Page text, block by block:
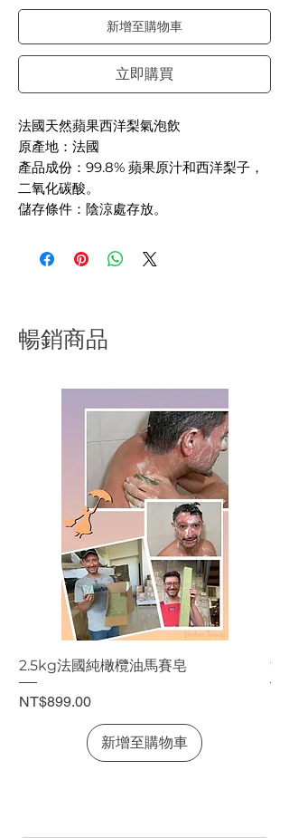
新增至購物車
立即購買
法國天然蘋果西洋梨氣泡飲
原產地：法國
產品成份：99.8% 蘋果原汁和西洋梨子，
二氧化碳酸。
儲存條件：陰涼處存放。
匀。
建議冷藏後飲用，風味更佳。
來自法國諾曼第的天然栽種蘋果及梨子，
按古法生產。蘋果原汁，西洋梨原汁，不
西洋梨氣泡飲。這個配方是Fournier家族
的隱藏版特調。
出貨時間：3–7 個工作天
暢銷商品
2.5kg法國純橄欖油馬賽皂
價格
NT$899.00
新增至購物車
法